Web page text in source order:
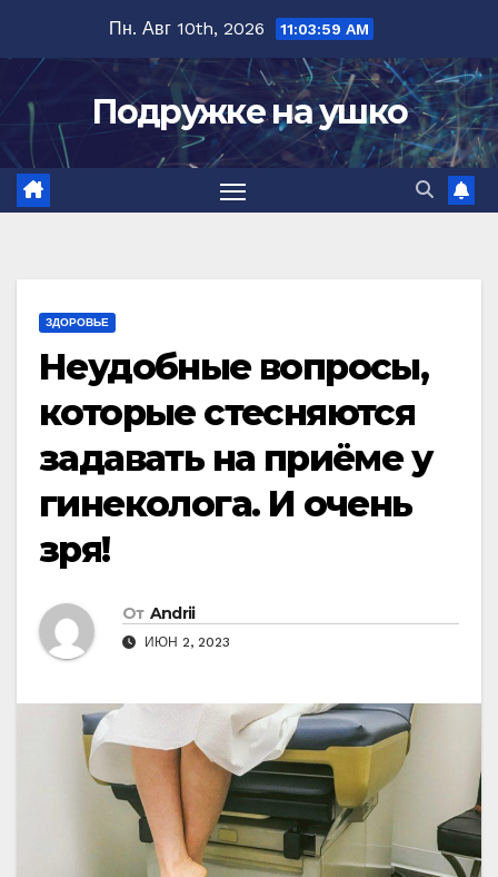
содержимому
Пн. Авг 10th, 2026 11:04:01 AM
Подружке на ушко
ЗДОРОВЬЕ
Неудобные вопросы,
которые стесняются
задавать на приёме у
гинекологa. И очень
зря!
От Andrii
ИЮН 2, 2023